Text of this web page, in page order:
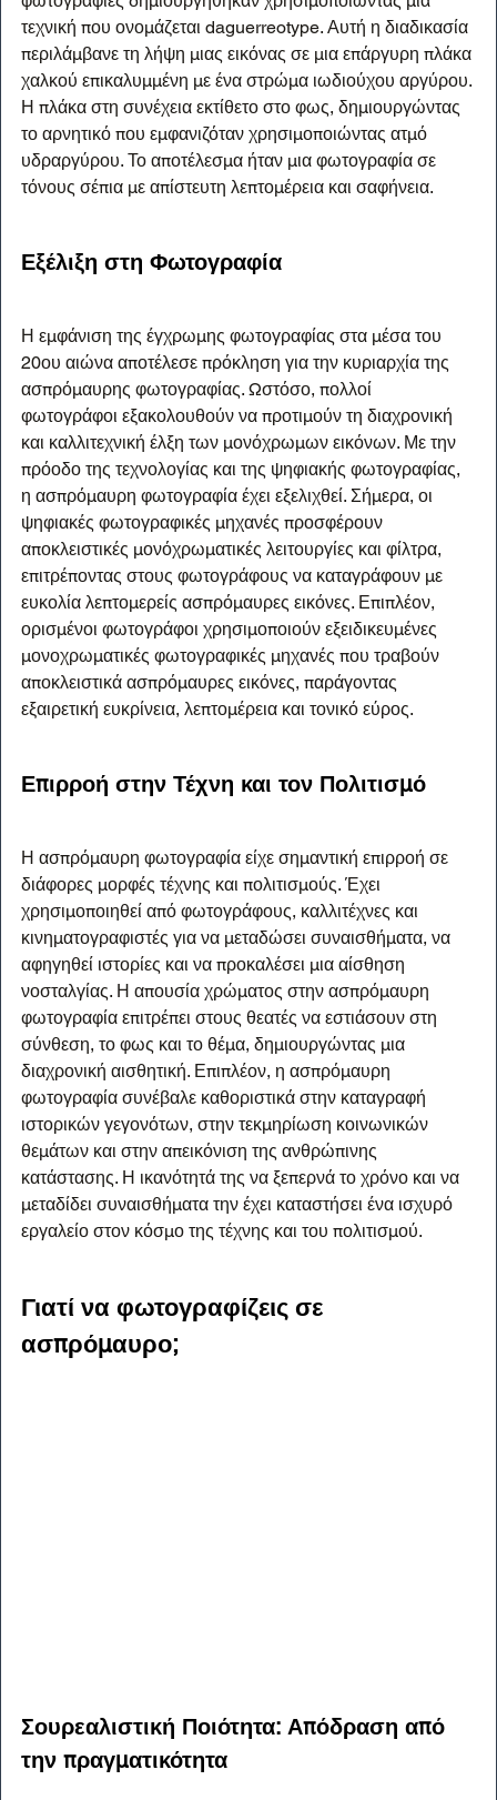
τεχνική που ονομάζεται daguerreotype. Αυτή η διαδικασία
περιλάμβανε τη λήψη μιας εικόνας σε μια επάργυρη πλάκα
χαλκού επικαλυμμένη με ένα στρώμα ιωδιούχου αργύρου.
Η πλάκα στη συνέχεια εκτίθετο στο φως, δημιουργώντας
το αρνητικό που εμφανιζόταν χρησιμοποιώντας ατμό
υδραργύρου. Το αποτέλεσμα ήταν μια φωτογραφία σε
τόνους σέπια με απίστευτη λεπτομέρεια και σαφήνεια.
Εξέλιξη στη Φωτογραφία
Η εμφάνιση της έγχρωμης φωτογραφίας στα μέσα του
20ου αιώνα αποτέλεσε πρόκληση για την κυριαρχία της
ασπρόμαυρης φωτογραφίας. Ωστόσο, πολλοί
φωτογράφοι εξακολουθούν να προτιμούν τη διαχρονική
και καλλιτεχνική έλξη των μονόχρωμων εικόνων. Με την
πρόοδο της τεχνολογίας και της ψηφιακής φωτογραφίας,
η ασπρόμαυρη φωτογραφία έχει εξελιχθεί. Σήμερα, οι
ψηφιακές φωτογραφικές μηχανές προσφέρουν
αποκλειστικές μονόχρωματικές λειτουργίες και φίλτρα,
επιτρέποντας στους φωτογράφους να καταγράφουν με
ευκολία λεπτομερείς ασπρόμαυρες εικόνες. Επιπλέον,
ορισμένοι φωτογράφοι χρησιμοποιούν εξειδικευμένες
μονοχρωματικές φωτογραφικές μηχανές που τραβούν
αποκλειστικά ασπρόμαυρες εικόνες, παράγοντας
εξαιρετική ευκρίνεια, λεπτομέρεια και τονικό εύρος.
Επιρροή στην Τέχνη και τον Πολιτισμό
Η ασπρόμαυρη φωτογραφία είχε σημαντική επιρροή σε
διάφορες μορφές τέχνης και πολιτισμούς. Έχει
χρησιμοποιηθεί από φωτογράφους, καλλιτέχνες και
κινηματογραφιστές για να μεταδώσει συναισθήματα, να
αφηγηθεί ιστορίες και να προκαλέσει μια αίσθηση
νοσταλγίας. Η απουσία χρώματος στην ασπρόμαυρη
φωτογραφία επιτρέπει στους θεατές να εστιάσουν στη
σύνθεση, το φως και το θέμα, δημιουργώντας μια
διαχρονική αισθητική. Επιπλέον, η ασπρόμαυρη
φωτογραφία συνέβαλε καθοριστικά στην καταγραφή
ιστορικών γεγονότων, στην τεκμηρίωση κοινωνικών
θεμάτων και στην απεικόνιση της ανθρώπινης
κατάστασης. Η ικανότητά της να ξεπερνά το χρόνο και να
μεταδίδει συναισθήματα την έχει καταστήσει ένα ισχυρό
εργαλείο στον κόσμο της τέχνης και του πολιτισμού.
Γιατί να φωτογραφίζεις σε
ασπρόμαυρο;
Σουρεαλιστική Ποιότητα: Απόδραση από
την πραγματικότητα